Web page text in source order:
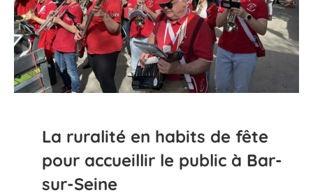
La ruralité en habits de fête
pour accueillir le public à Bar-
sur-Seine